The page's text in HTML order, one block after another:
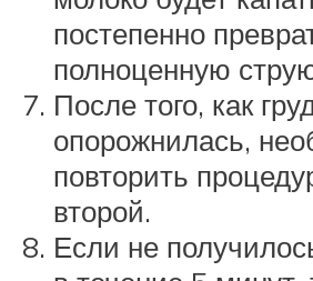
постепенно
полноценную
После того, как
опорожнилась,
повторить
второй.
Если не